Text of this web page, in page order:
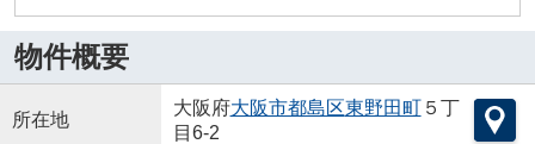
物件概要
所在地
大阪府大阪市都島区東野田町５丁
目6-2